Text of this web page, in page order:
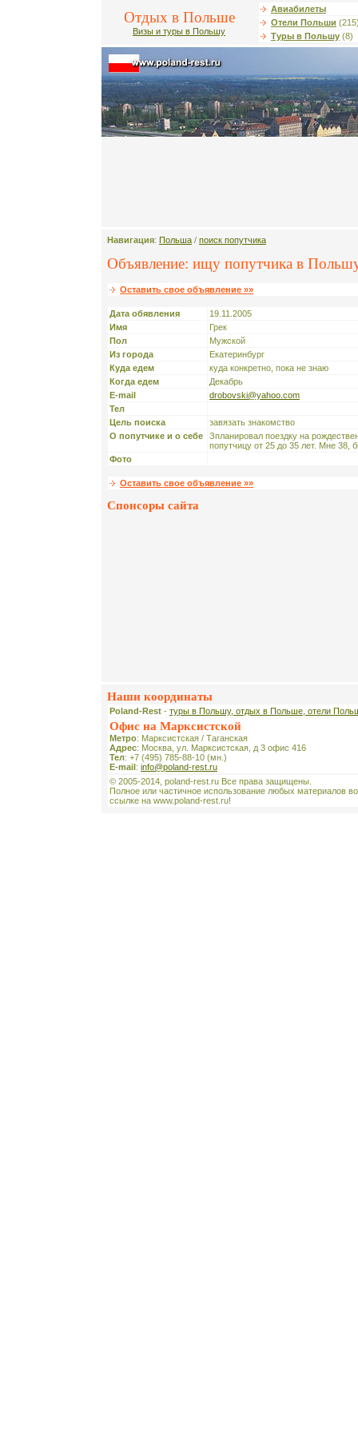
Отдых в Польше
Визы и туры в Польшу
Авиабилеты
Отели Польши
Туры в Польшу (8)
Навигация: Польша / поиск попутчика
Объявление: ищу попутчика в
Оставить свое объявление »»
Дата обявления
19.11.2005
Имя
Грек
Пол
Мужской
Из города
Екатеринбург
Куда едем
куда конкретно, пока не знаю
Когда едем
Декабрь
E-mail
drobovski@yahoo.com
Тел
Цель поиска
завязать знакомство
О попутчике и о себе
Зпланировал поездку на
попутчицу от 25 до 35 лет. Мне 38,
Фото
Оставить свое объявление »»
Спонсоры сайта
Наши координаты
Poland-Rest - туры в Польшу, отдых в Польше, отели
Офис на Марксистской
Метро: Марксистская / Таганская
Адрес: Москва, ул. Марксистская, д 3 офис 416
Тел: +7 (495) 785-88-10 (мн.)
E-mail: info@poland-rest.ru
© 2005-2014, poland-rest.ru Все права защищены.
Полное или частичное использование любых материалов
ссылке на www.poland-rest.ru!